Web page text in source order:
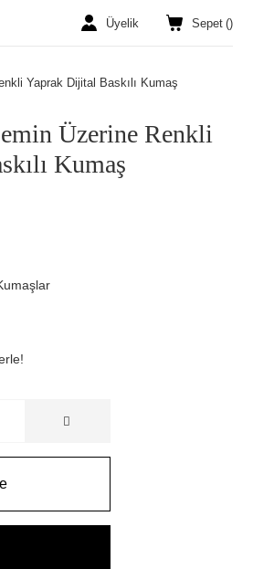
Üyelik Sepet ()
Yaprak Dijital Baskılı Kumaş
Üzerine Renkli
Kumaş